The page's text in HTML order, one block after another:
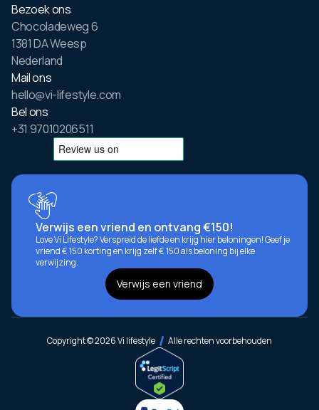
Bezoek ons
Chocoladeweg 6
1381 DA Weesp
Nederland
Mail ons
hello@vi-lifestyle.com
Bel ons
+31 97010206511
Verwijs een vriend en ontvang €150!
Love Vi Lifestyle? Verspreid de liefde en krijg hier beloningen! Geef je
vriend € 150 korting en krijg zelf € 150 als beloning bij elke
verwijzing.
Verwijs een vriend
Copyright © 2026 Vi lifestyle Alle rechten voorbehouden